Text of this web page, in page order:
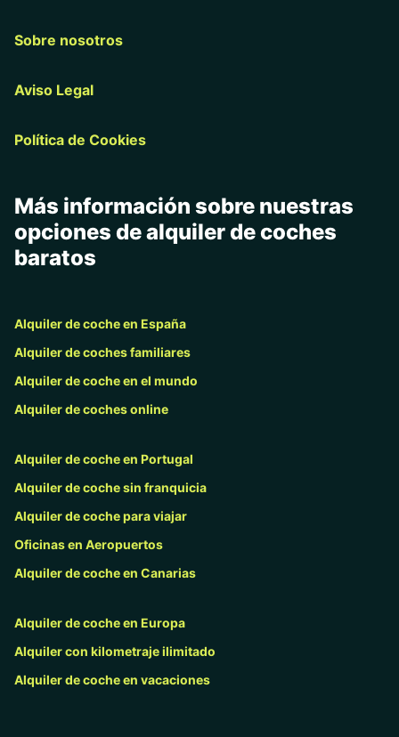
Sobre nosotros
Aviso Legal
Política de Cookies
Más información sobre nuestras
opciones de alquiler de coches
baratos
Alquiler de coche en España
Alquiler de coches familiares
Alquiler de coche en el mundo
Alquiler de coches online
Alquiler de coche en Portugal
Alquiler de coche sin franquicia
Alquiler de coche para viajar
Oficinas en Aeropuertos
Alquiler de coche en Canarias
Alquiler de coche en Europa
Alquiler con kilometraje ilimitado
Alquiler de coche en vacaciones